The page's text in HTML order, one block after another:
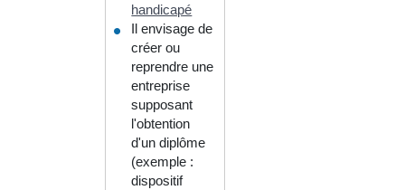
handicapé
Il envisage de
créer ou
reprendre une
entreprise
supposant
l'obtention
d'un diplôme
(exemple :
dispositif